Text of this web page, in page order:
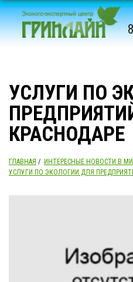
УСЛУГИ ПО
КРАСНОДАРЕ
ГЛАВНАЯ / ИНТЕРЕСНЫЕ НОВОСТИ В
УСЛУГИ ПО ЭКОЛОГИИ ДЛЯ